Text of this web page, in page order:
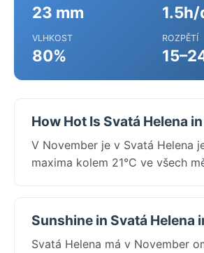
23 mm 1.5h/
VLHKOST
80%
ROZPĚTÍ
How Hot Is Svatá Helena
V November je v Svatá Helena
maxima kolem 21°C ve všech
Sunshine in Svatá Helena
Svatá Helena má v November